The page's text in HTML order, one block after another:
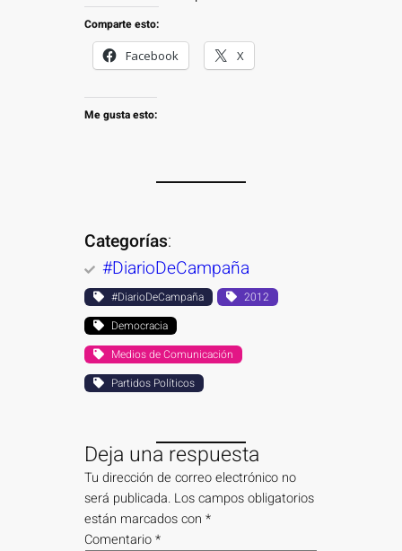
Comparte esto:
Facebook
X
Me gusta esto:
Categorías:
#DiarioDeCampaña
#DiarioDeCampaña
2012
Democracia
Medios de Comunicación
Partidos Políticos
Deja una respuesta
Tu dirección de correo electrónico no
será publicada. Los campos obligatorios
están marcados con*
Comentario*